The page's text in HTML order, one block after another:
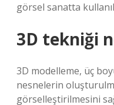
görsel sanatta
3D tekniği
3D modelleme, üç
nesnelerin
görselleştirilmesini